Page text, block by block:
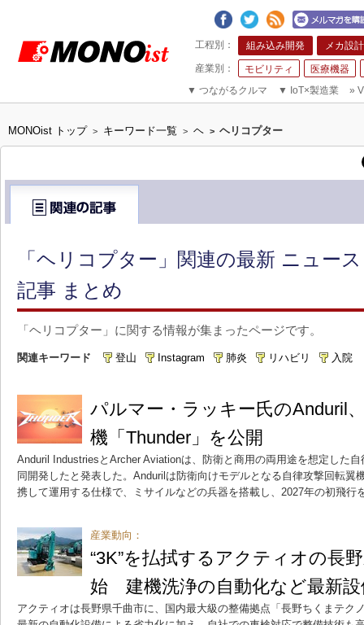
組み込み開発 メカ設計
モビリティ
医療機器
▼ つながるクルマ ▼ IoT×製造業 »
MONOist トップ > キーワード一覧 > ヘ > ヘリコプター
「ヘリコプター」関連の最新 ニュー
記事 まとめ
「ヘリコプター」に関する情報が集まったページです。
関連キーワード 登山 Instagram 肺炎 リハビリ 入院
パルマー・ラッキー氏のAnduril
機「Thunder」を公開
Anduril IndustriesとArcher Aviationは、防衛と商用の両用途を想定した
同開発したと発表した。Andurilは防衛向けモデルとなる自律攻撃回転翼
携して運用する仕様で、ミサイルなどの兵器を搭載し、2027年の初飛行
産業動向：
“3K”を払拭するアクティオの長
始 建機洗浄の自動化など最新設
アクティオは長野県千曲市に、国内最大級の整備拠点「長野ちくまテク